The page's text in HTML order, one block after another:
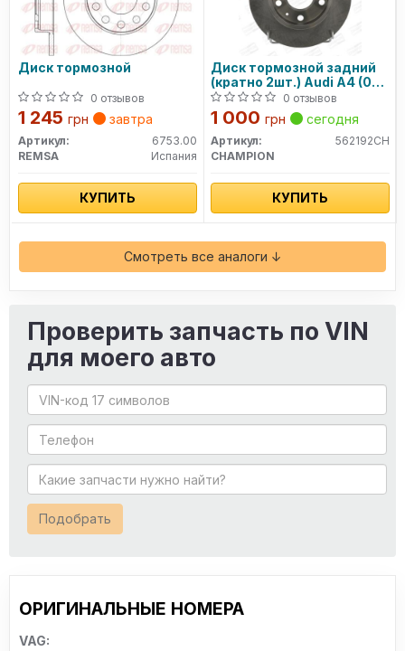
Диск тормозной
0 отзывов
1 245 грн завтра
Артикул:
6753.00
REMSA
Испания
КУПИТЬ
Диск тормозной задний
(кратно 2шт.) Audi A4 (00-
08)/Seat Exeo (08-13)
0 отзывов
1 000 грн сегодня
Артикул:
562192CH
CHAMPION
КУПИТЬ
Смотреть все аналоги ↓
Проверить запчасть по VIN
для моего авто
Подобрать
ОРИГИНАЛЬНЫЕ НОМЕРА
VAG: